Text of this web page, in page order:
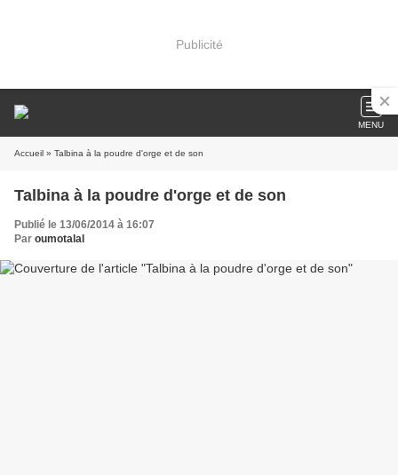
Publicité
MENU
Accueil » Talbina à la poudre d'orge et de son
Talbina à la poudre d'orge et de son
Publié le 13/06/2014 à 16:07
Par oumotalal